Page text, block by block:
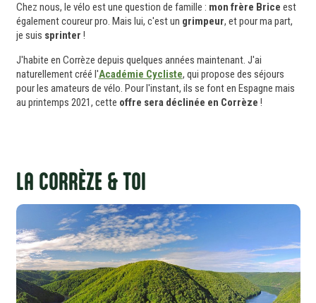
Chez nous, le vélo est une question de famille : mon frère Brice est
également coureur pro. Mais lui, c'est un grimpeur, et pour ma part,
je suis sprinter !
J'habite en Corrèze depuis quelques années maintenant. J'ai
naturellement créé l'Académie Cycliste, qui propose des séjours
pour les amateurs de vélo. Pour l'instant, ils se font en Espagne mais
au printemps 2021, cette offre sera déclinée en Corrèze !
LA CORRÈZE & TOI